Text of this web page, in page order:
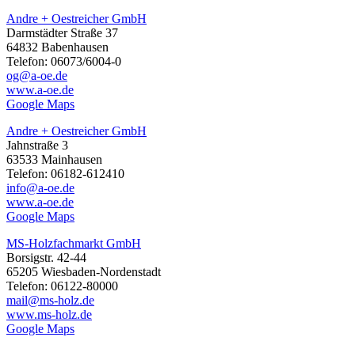
Andre + Oestreicher GmbH
Darmstädter Straße 37
64832 Babenhausen
Telefon: 06073/6004-0
og@a-oe.de
www.a-oe.de
Google Maps
Andre + Oestreicher GmbH
Jahnstraße 3
63533 Mainhausen
Telefon: 06182-612410
info@a-oe.de
www.a-oe.de
Google Maps
MS-Holzfachmarkt GmbH
Borsigstr. 42-44
65205 Wiesbaden-Nordenstadt
Telefon: 06122-80000
mail@ms-holz.de
www.ms-holz.de
Google Maps